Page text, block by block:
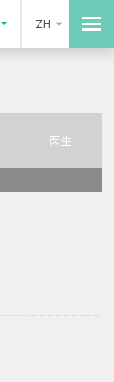
ZH
医生